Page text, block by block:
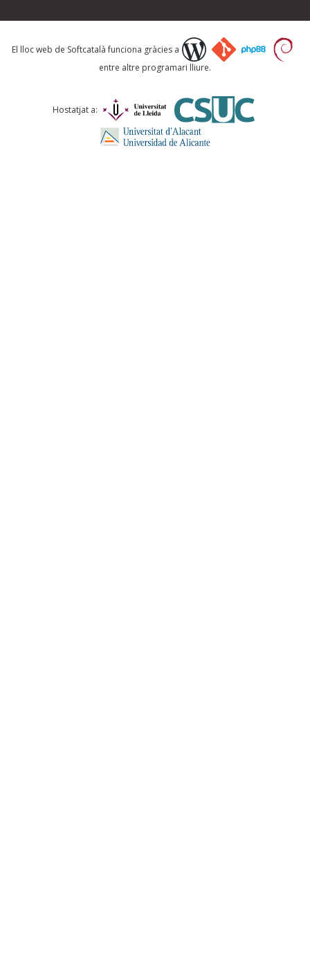
Què proposeu?
Comentari *
El lloc web de Softcatalà funciona gràcies a
entre altre programari lliure.
Hostatjat a: